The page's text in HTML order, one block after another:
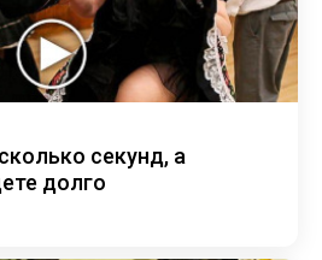
секунд, а
долго